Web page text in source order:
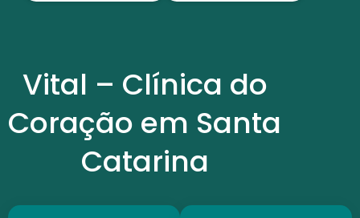
Vital – Clínica do
Coração em Santa
Catarina